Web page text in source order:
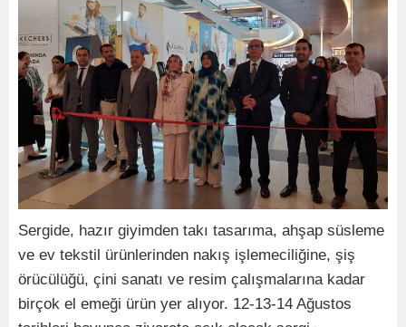
Sergide, hazır giyimden takı tasarıma, ahşap süsleme
ve ev tekstil ürünlerinden nakış işlemeciliğine, şiş
örücülüğü, çini sanatı ve resim çalışmalarına kadar
birçok el emeği ürün yer alıyor. 12-13-14 Ağustos